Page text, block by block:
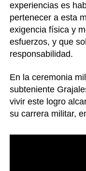
experiencias es
pertenecer a esta
exigencia física y
esfuerzos, y que
responsabilidad.
En la ceremonia
subteniente
vivir este logro
su carrera militar,